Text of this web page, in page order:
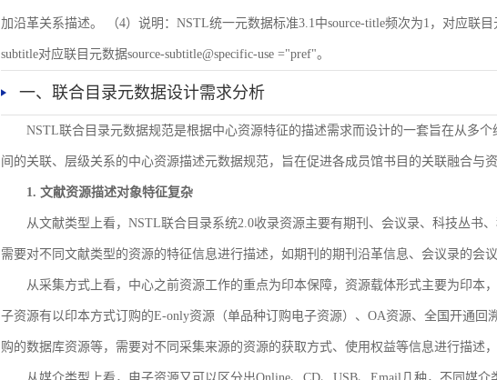
加沿革关系描述。 （4）说明：NSTL统一元数据标准3.1中source-title频次为1，对应联目
subtitle对应联目元数据source-subtitle@specific-use ="pref"。
一、联合目录元数据设计需求分析
NSTL联合目录元数据规范是根据中心资源特征的描述需求而设计的一套旨在从多
间的关联、层级关系的中心资源描述元数据规范，旨在促进各成员馆书目的关联融合与
1. 文献资源描述对象特征复杂
从文献类型上看，NSTL联合目录系统2.0收录资源主要有期刊、会议录、科技丛书
需要对不同文献类型的资源的特征信息进行描述，如期刊的期刊沿革信息、会议录的会
从采集方式上看，中心之前资源工作的重点为印本保障，资源载体形式主要为印本
子资源有以印本方式订购的E-only资源（单品种订购电子资源）、OA资源、全国开通回
购的数据库资源等，需要对不同采集来源的资源的获取方式、使用权益等信息进行描述